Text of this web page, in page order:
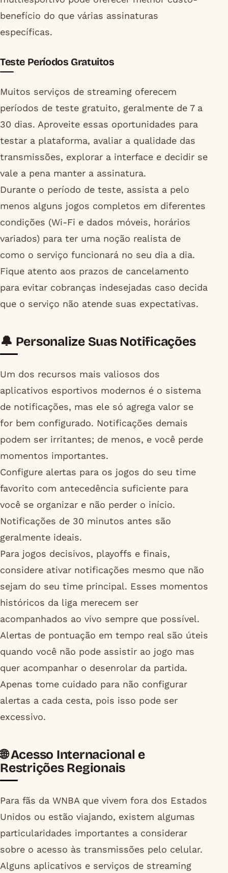
benefício do que várias assinaturas
específicas.
Teste Períodos Gratuitos
Muitos serviços de streaming oferecem
períodos de teste gratuito, geralmente de 7 a
30 dias. Aproveite essas oportunidades para
testar a plataforma, avaliar a qualidade das
transmissões, explorar a interface e decidir se
vale a pena manter a assinatura.
Durante o período de teste, assista a pelo
menos alguns jogos completos em diferentes
condições (Wi-Fi e dados móveis, horários
variados) para ter uma noção realista de
como o serviço funcionará no seu dia a dia.
Fique atento aos prazos de cancelamento
para evitar cobranças indesejadas caso decida
que o serviço não atende suas expectativas.
🔔 Personalize Suas Notificações
Um dos recursos mais valiosos dos
aplicativos esportivos modernos é o sistema
de notificações, mas ele só agrega valor se
for bem configurado. Notificações demais
podem ser irritantes; de menos, e você perde
momentos importantes.
Configure alertas para os jogos do seu time
favorito com antecedência suficiente para
você se organizar e não perder o início.
Notificações de 30 minutos antes são
geralmente ideais.
Para jogos decisivos, playoffs e finais,
considere ativar notificações mesmo que não
sejam do seu time principal. Esses momentos
históricos da liga merecem ser
acompanhados ao vivo sempre que possível.
Alertas de pontuação em tempo real são úteis
quando você não pode assistir ao jogo mas
quer acompanhar o desenrolar da partida.
Apenas tome cuidado para não configurar
alertas a cada cesta, pois isso pode ser
excessivo.
🌐 Acesso Internacional e
Restrições Regionais
Para fãs da WNBA que vivem fora dos Estados
Unidos ou estão viajando, existem algumas
particularidades importantes a considerar
sobre o acesso às transmissões pelo celular.
Alguns aplicativos e serviços de streaming